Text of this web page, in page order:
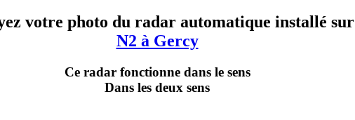
votre photo du radar automatique installé sur
N2 à Gercy
Ce radar fonctionne dans le sens
Dans les deux sens